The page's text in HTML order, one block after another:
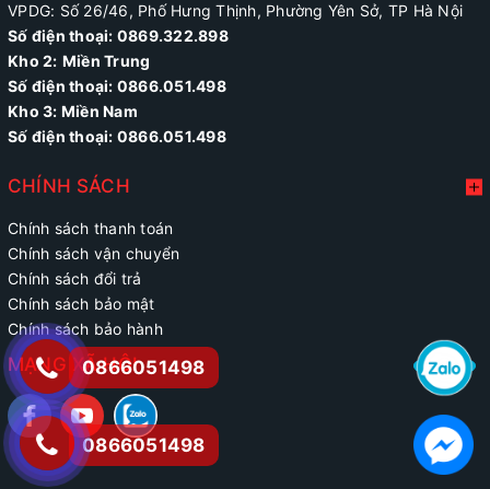
VPDG: Số 26/46, Phố Hưng Thịnh, Phường Yên Sở, TP Hà Nội
Số điện thoại: 0869.322.898
Kho 2: Miền Trung
Số điện thoại: 0866.051.498
Kho 3: Miền Nam
Số điện thoại: 0866.051.498
CHÍNH SÁCH
Chính sách thanh toán
Chính sách vận chuyển
Chính sách đổi trả
Chính sách bảo mật
Chính sách bảo hành
MẠNG XÃ HỘI
0866051498
0866051498